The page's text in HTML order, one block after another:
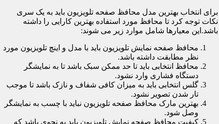
برای انتخاب بهترین مدل محافظ صفحه تلویزیون باید به یک سری
نکات توجه کرد تا محافظ مورد استفاده بهترین کارایی را داشته
باشد.این معیارها شامل موارد زیر می شوند:
محافظ صفحه نمایش تلویزیون باید با مدل و اینچ تلویزیون مورد
نظر مطابقت داشته باشد.
محافظ انتخابی باید تا حد ممکن سبک باشد تا به نمایشگر
دستگاه فشاری وارد نشود.
گلس انتخابی باید به میزان کافی شفاف و نازک باشد تا موجب
تار شدن تصویر نشود.
بهترین مارک محافظ صفحه تلویزیون نباید با چسب به نمایشگر
وصل شود.
کیفیت محافظ صفحه نمایش تلویزیون باید به نحوی باشد که